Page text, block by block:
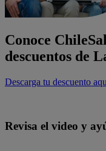
Conoce
descuentos de
Descarga tu descuento
Revisa el video y